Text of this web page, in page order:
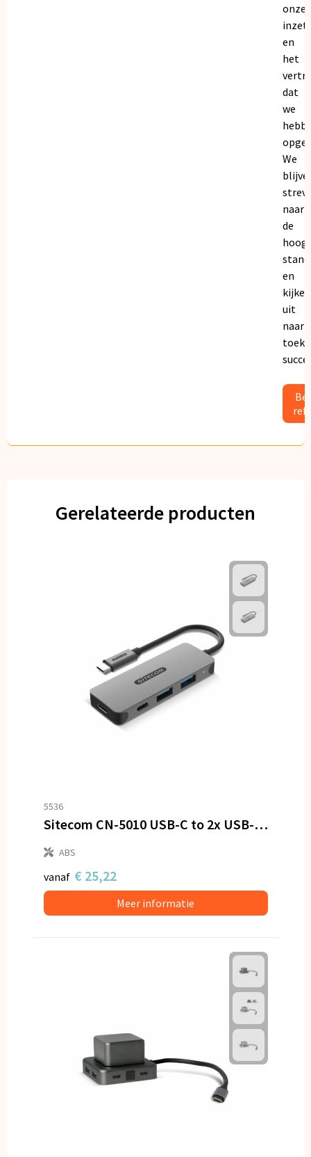
onze
inzet
en
het
dat
we
We
naar
de
en
kijken
uit
naar
Gerelateerde producten
5536
Sitecom CN-5010 USB-C to 2x USB-A + 2x USB-C Hub
ABS
vanaf € 25,22
Meer informatie